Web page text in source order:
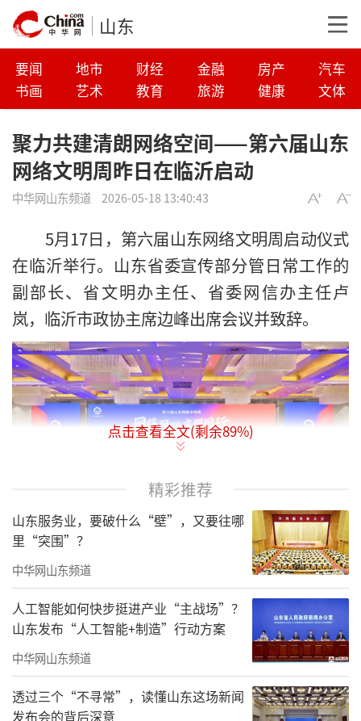
山东
要闻 地市 财经 金融 房产
汽车
书画
艺术 教育 旅游 健康 文体
聚力共建清朗网络空间——第六届山东
网络文明周昨日在临沂启动
中华网山东频道 2026-05-18 13:40:43
5月17日，第六届山东网络文明周启动仪式
在临沂举行。山东省委宣传部分管日常工作的
副部长、省文明办主任、省委网信办主任卢
岚，临沂市政协主席边峰出席会议并致辞。
与会嘉宾认为，如何在科技与产业的加速
变革中更好凝聚共识，让文明新风充盈网络空
间，已成为必须面对和解决的时代课题。加强
网络文明建设，要以习近平新时代中国特色社
会主义思想引领网络空间，牢牢把握正确政治
点击查看全文(剩余89%)
精彩推荐
山东服务业，要破什么“壁”，又要往哪
里“突围”？
中华网山东频道
人工智能如何快步挺进产业“主战场”？
山东发布“人工智能+制造”行动方案
中华网山东频道
透过三个“不寻常”，读懂山东这场新闻
发布会的背后深意